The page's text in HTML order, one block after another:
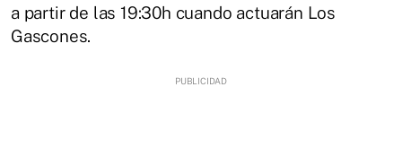
a partir de las 19:30h cuando actuarán Los
Gascones.